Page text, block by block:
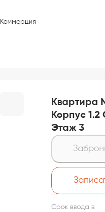
Коммерция
Квартира
Корпус 1.2
Этаж 3
Срок ввода в